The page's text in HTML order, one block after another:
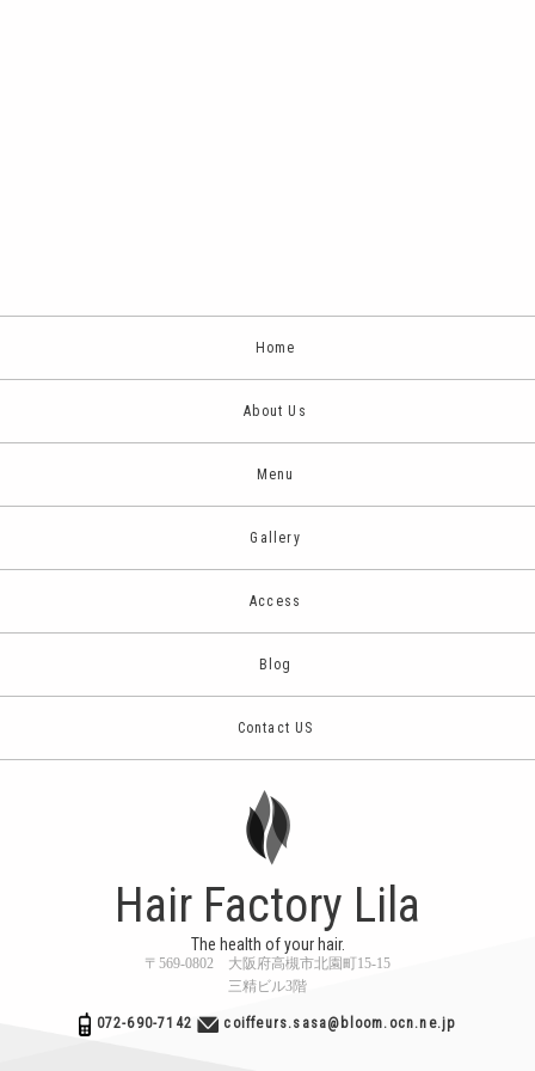
Home
About Us
Menu
Gallery
Access
Blog
Contact US
Hair Factory Lila
The health of your hair.
〒569-0802 大阪府高槻市北園町15-15
三精ビル3階
072-690-7142 coiffeurs.sasa@bloom.ocn.ne.jp